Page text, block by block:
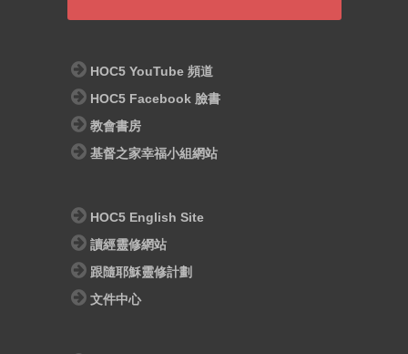
HOC5 YouTube 頻道
HOC5 Facebook 臉書
教會書房
基督之家幸福小組網站
HOC5 English Site
讀經靈修網站
跟隨耶穌靈修計劃
文件中心